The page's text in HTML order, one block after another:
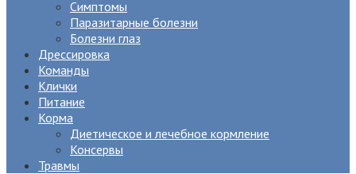
Симптомы
Паразитарные болезни
Болезни глаз
Дрессировка
Команды
Клички
Питание
Корма
Диетическое и лечебное кормление
Консервы
Травмы